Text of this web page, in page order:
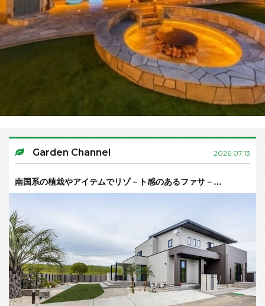
Garden Channel 2026.07.13
南国系の植栽やアイテムでリゾ－ト感のあるファサ－…